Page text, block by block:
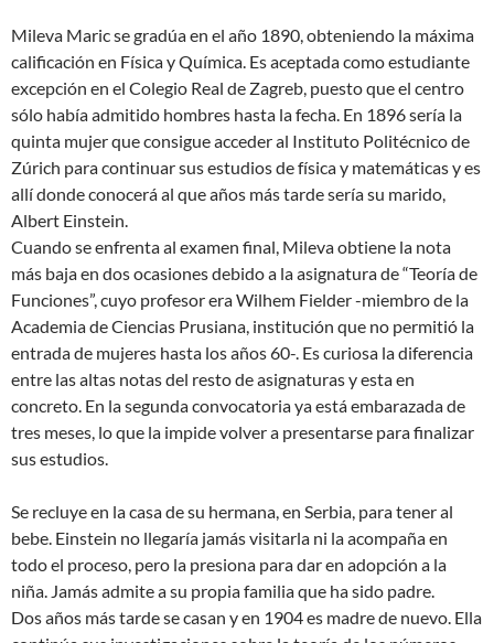
Mileva Maric se gradúa en el año 1890, obteniendo la máxima
calificación en Física y Química. Es aceptada como estudiante
excepción en el Colegio Real de Zagreb, puesto que el centro
sólo había admitido hombres hasta la fecha. En 1896 sería la
quinta mujer que consigue acceder al Instituto Politécnico de
Zúrich para continuar sus estudios de física y matemáticas y es
allí donde conocerá al que años más tarde sería su marido,
Albert Einstein.
Cuando se enfrenta al examen final, Mileva obtiene la nota
más baja en dos ocasiones debido a la asignatura de “Teoría de
Funciones”, cuyo profesor era Wilhem Fielder -miembro de la
Academia de Ciencias Prusiana, institución que no permitió la
entrada de mujeres hasta los años 60-. Es curiosa la diferencia
entre las altas notas del resto de asignaturas y esta en
concreto. En la segunda convocatoria ya está embarazada de
tres meses, lo que la impide volver a presentarse para finalizar
sus estudios.
Se recluye en la casa de su hermana, en Serbia, para tener al
bebe. Einstein no llegaría jamás visitarla ni la acompaña en
todo el proceso, pero la presiona para dar en adopción a la
niña. Jamás admite a su propia familia que ha sido padre.
Dos años más tarde se casan y en 1904 es madre de nuevo. Ella